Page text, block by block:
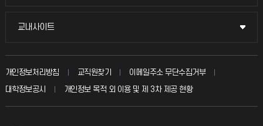
입학안내
칭찬마당
학생서비스 지킴이
국방헬프콜
교내사이트
교내사이트
교수회
교육혁신본부
개인정보처리방침 교직원찾기
이메일주소 무단수집거부
대학정보공시
개인정보 목적 외 이용 및 제 3차 제공 현황